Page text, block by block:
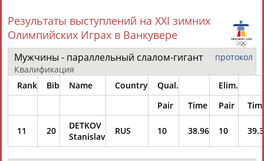
Результаты выступлений на XXI зимних
Олимпийских Играх в Ванкувере
протокол
Мужчины - параллельный слалом-гигант
Квалификация
Rank
Bib Name Country Qual.
Elim.
Pair
Time Pair
11 20
DETKOV
Stanislav
RUS 10 38.96 10